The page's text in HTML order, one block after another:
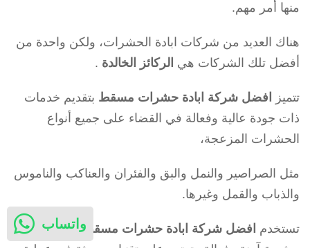
منها أمر مهم.
هناك العديد من شركات ابادة الحشرات، ولكن واحدة من
أفضل تلك الشركات هي الركائز الخالدة .
تتميز افضل شركة ابادة حشرات مسقط بتقديم خدمات
ذات جودة عالية وفعالة في القضاء على جميع أنواع
الحشرات المزعجة،
مثل الصراصير والنمل والبق والفئران والعناكب والناموس
والذباب والقمل وغيرها.
تستخدم افضل شركة ابادة حشرات مسقطمبيدات
واتساب